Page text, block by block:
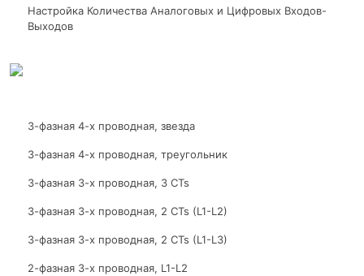
Настройка Количества Аналоговых и Цифровых Входов-
Выходов
3-фазная 4-х проводная, звезда
3-фазная 4-х проводная, треугольник
3-фазная 3-х проводная, 3 CTs
3-фазная 3-х проводная, 2 CTs (L1-L2)
3-фазная 3-х проводная, 2 CTs (L1-L3)
2-фазная 3-х проводная, L1-L2